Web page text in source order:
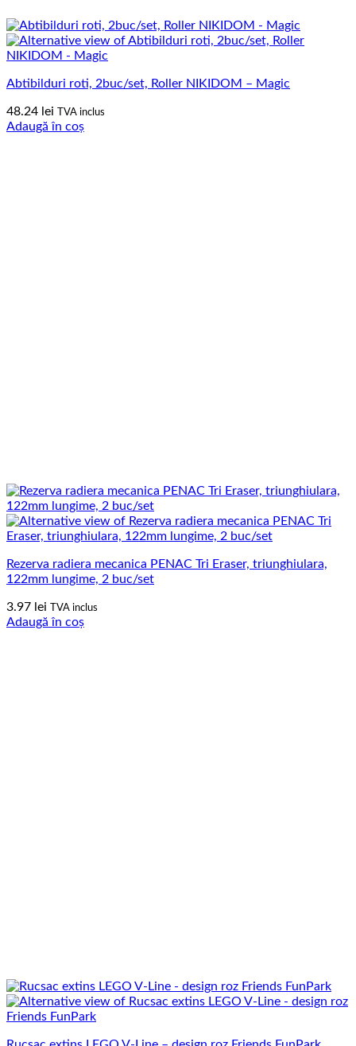
Abtibilduri roti, 2buc/set, Roller NIKIDOM – Magic
48.24 lei TVA inclus
Adaugă în coș
Rezerva radiera mecanica PENAC Tri Eraser, triunghiulara,
122mm lungime, 2 buc/set
3.97 lei TVA inclus
Adaugă în coș